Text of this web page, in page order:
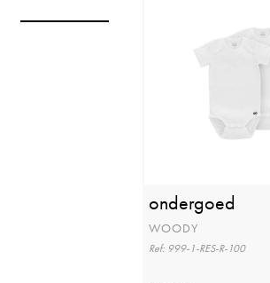
ondergoed
WOODY
Ref: 999-1-RES-R-100